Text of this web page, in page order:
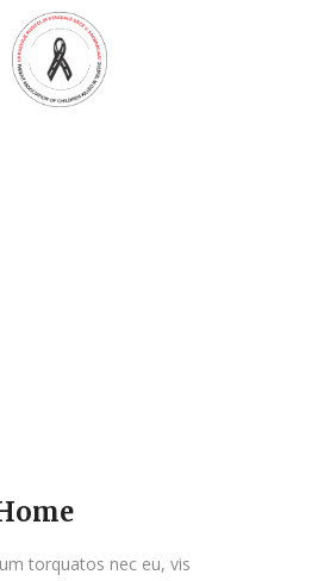
torquatos nec eu, vis